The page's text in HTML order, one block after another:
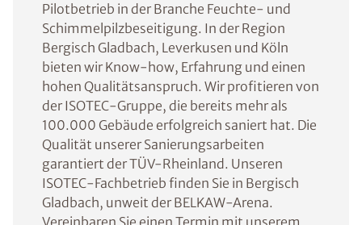
Pilotbetrieb in der Branche Feuchte- und
Schimmelpilzbeseitigung. In der Region
Bergisch Gladbach, Leverkusen und Köln
bieten wir Know-how, Erfahrung und einen
hohen Qualitätsanspruch. Wir profitieren von
der ISOTEC-Gruppe, die bereits mehr als
100.000 Gebäude erfolgreich saniert hat. Die
Qualität unserer Sanierungsarbeiten
garantiert der TÜV-Rheinland. Unseren
ISOTEC-Fachbetrieb finden Sie in Bergisch
Gladbach, unweit der BELKAW-Arena.